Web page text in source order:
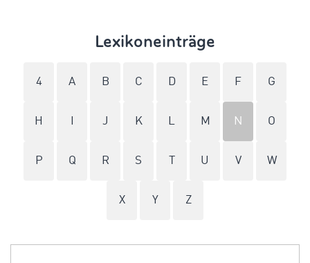
Lexikoneinträge
4 A B C D E F G
H J K L M N O
P Q R S U V W
X Y Z